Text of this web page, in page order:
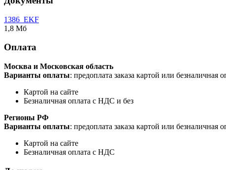
1386_EKF
1,8 Мб
Оплата
Москва и Московская область
Варианты оплаты: предоплата заказа картой или
Картой на сайте
Безналичная оплата с НДС и без
Регионы РФ
Варианты оплаты: предоплата заказа картой или
Картой на сайте
Безналичная оплата с НДС